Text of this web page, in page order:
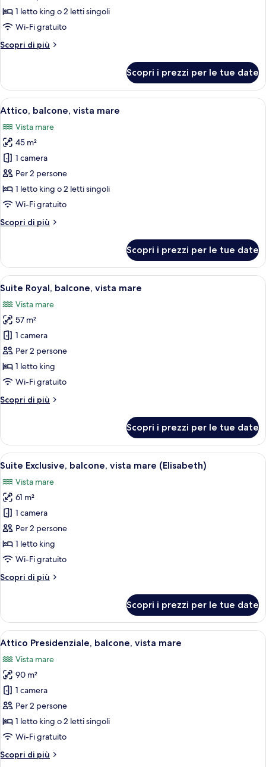
Premium
1 letto king o 2 letti singoli
Wi-Fi gratuito
Scopri di più
Altri
Premium
Scopri i prezzi per le tue date
Apri
tutte
le
foto
per
Attico,
balcone,
vista
Una camera d'albergo con una
6
Attico, balcone, vista mare
Vista mare
45 m²
1 camera
Per 2 persone
1 letto king o 2 letti singoli
Wi-Fi gratuito
Scopri di più
Altri
balcone,
vista
mare
Scopri i prezzi per le tue date
Apri
tutte
le
foto
per
Suite
Royal,
balcone,
mare
Camera d'albergo moderna con un
5
Suite Royal, balcone, vista mare
Vista mare
57 m²
1 camera
Per 2 persone
1 letto king
Wi-Fi gratuito
Scopri di più
Altri
Royal,
balcone,
vista
Scopri i prezzi per le tue date
Apri
tutte
le
foto
per
Suite
Exclusive,
balcone,
mare
Un balcone con vista su un porto
7
Suite Exclusive, balcone, vista mare (Elisabeth)
Vista mare
61 m²
1 camera
Per 2 persone
1 letto king
Wi-Fi gratuito
Scopri di più
Altri
Exclusive,
balcone,
vista
(Elisabeth)
Scopri i prezzi per le tue date
Apri
tutte
le
foto
per
Attico
Presidenziale,
balcone,
mare
Un balcone con un tavolo
9
Attico Presidenziale, balcone, vista mare
Vista mare
90 m²
1 camera
Per 2 persone
1 letto king o 2 letti singoli
Wi-Fi gratuito
Scopri di più
Altri